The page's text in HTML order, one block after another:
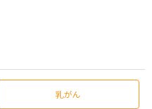
乳がん